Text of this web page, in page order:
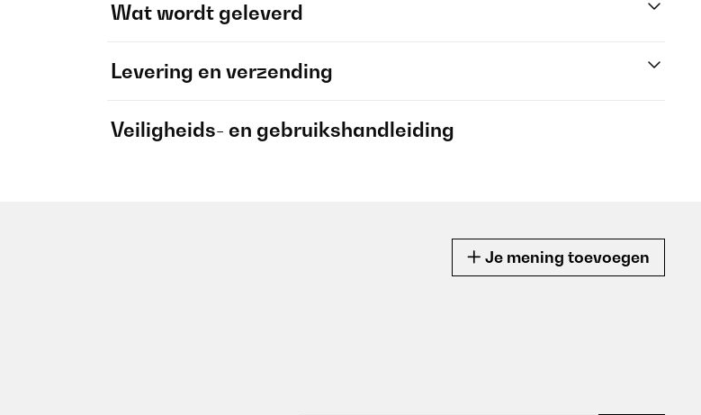
Wat wordt geleverd
Levering en verzending
Veiligheids- en gebruikshandleiding
Je mening toevoegen